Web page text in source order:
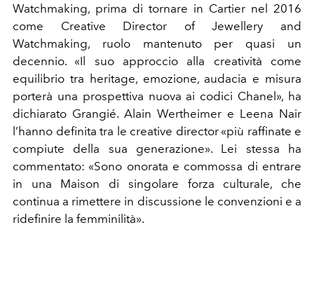
Watchmaking, prima di tornare in Cartier nel 2016
come Creative Director of Jewellery and
Watchmaking, ruolo mantenuto per quasi un
decennio. «Il suo approccio alla creatività come
equilibrio tra heritage, emozione, audacia e misura
porterà una prospettiva nuova ai codici Chanel», ha
dichiarato Grangié. Alain Wertheimer e Leena Nair
l’hanno definita tra le creative director «più raffinate e
compiute della sua generazione». Lei stessa ha
commentato: «Sono onorata e commossa di entrare
in una Maison di singolare forza culturale, che
continua a rimettere in discussione le convenzioni e a
ridefinire la femminilità».